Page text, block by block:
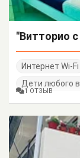
Интернет Wi-Fi
Дети любого
1 ОТЗЫВ